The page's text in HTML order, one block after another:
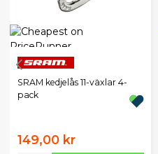
SRAM kedjelås 11-växlar 4-
pack
149,00 kr